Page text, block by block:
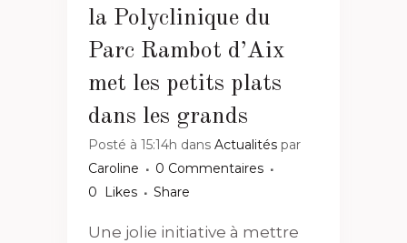
la Polyclinique du
Parc Rambot d’Aix
met les petits plats
dans les grands
Posté à 15:14h dans Actualités par
Caroline
0 Commentaires
0
Likes Share
Une jolie initiative à mettre